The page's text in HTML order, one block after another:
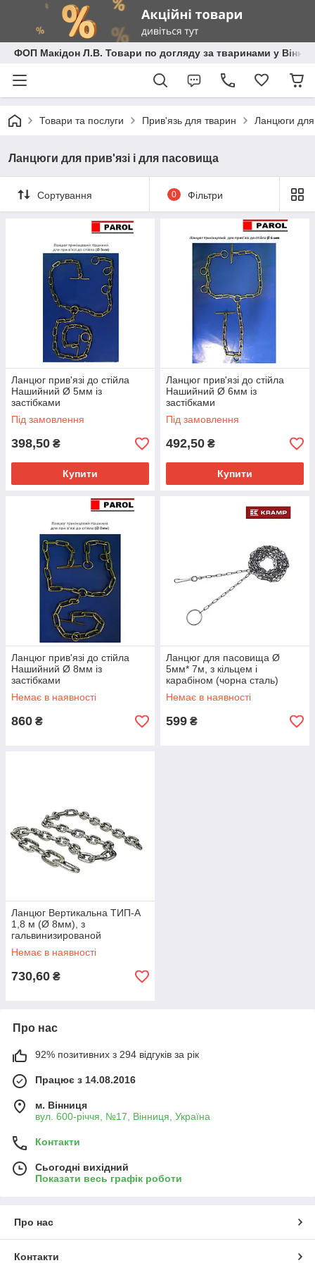
ФОП Макідон Л.В. Товари по догляду за тваринами у
Товари та послуги Прив'язь для тварин Ланцюги для
Ланцюги для прив'язі і для пасовища
Сортування 0 Фільтри
Ланцюг прив'язі до стійла
Нашийний Ø 5мм із
застібками
Під замовлення
398,50 ₴
Купити
Ланцюг прив'язі до стійла
Нашийний Ø 6мм із
застібками
Під замовлення
492,50 ₴
Купити
Ланцюг прив'язі до стійла
Нашийний Ø 8мм із
застібками
Немає в наявності
860 ₴
Ланцюг для пасовища Ø
5мм* 7м, з кільцем і
карабіном (чорна сталь)
KRAMP (Данія)
Немає в наявності
599 ₴
Ланцюг Вертикальна ТИП-А
1,8 м (Ø 8мм), з
гальвинизированой
оцинкованої сталі
UNBRANDED (Німеччина)
Немає в наявності
730,60 ₴
Про нас
92% позитивних з 294 відгуків за рік
Працює з 14.08.2016
м. Вінниця
вул. 600-річчя, №17, Вінниця, Україна
Контакти
Сьогодні вихідний
Показати весь графік роботи
Про нас
Контакти